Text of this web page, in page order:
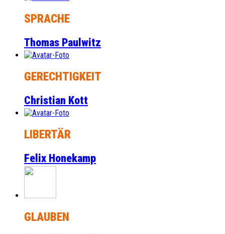
SPRACHE
Thomas Paulwitz
GERECHTIGKEIT
Christian Kott
LIBERTÄR
Felix Honekamp
GLAUBEN